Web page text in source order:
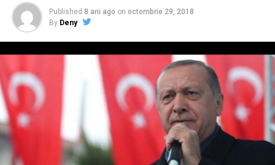
Published 8 ani ago on octombrie 29, 2018
By Deny